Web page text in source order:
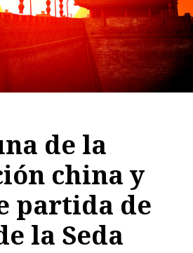
de la
china y
partida de
la Seda